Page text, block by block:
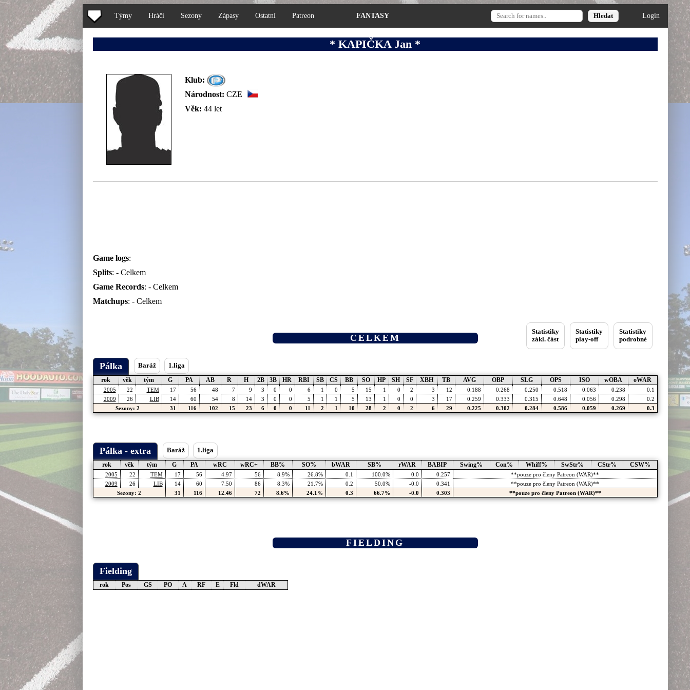
Týmy Hráči Sezony Zápasy Ostatní Patreon FANTASY Login
* KAPIČKA Jan *
Klub:
Národnost: CZE
Věk: 44 let
Game logs:
Splits: - Celkem
Game Records: - Celkem
Matchups: - Celkem
Statistiky
podrobné
Statistiky
play-off
Statistiky
zákl. část
CELKEM
Pálka Baráž
1.liga
rok
věk tým G PA AB R H 2B 3B HR RBI SB CS BB SO HP SH SF XBH TB AVG OBP SLG OPS ISO wOBA oWAR
2005 22 TEM 17 56 48 7 9 3 0 0 6 1 0 5 15 1 0 2 3 12 0.188 0.268 0.250 0.518 0.063 0.238
0.1
2009
26 LIB 14 60 54 8 14 3 0 0 5 1 1 5 13 1 0 0 3 17 0.259 0.333 0.315 0.648 0.056 0.298
0.2
Sezony: 2
31 116 102 15 23 6 0 0 11 2 1 10 28 2 0 2 6 29 0.225 0.302 0.284 0.586 0.059 0.269 0.3
Pálka - extra Baráž
1.liga
rok
věk tým G PA wRC wRC+ BB% SO% bWAR SB% rWAR BABIP Swing% Con% Whiff% SwStr% CStr% CSW%
2005 22 TEM 17 56 4.97 56 8.9% 26.8% 0.1 100.0% 0.0 0.257
**pouze pro členy Patreon (WAR)**
2009
26 LIB 14 60 7.50 86 8.3% 21.7% 0.2 50.0% -0.0 0.341
**pouze pro členy Patreon (WAR)**
Sezony: 2
31 116 12.46 72 8.6% 24.1% 0.3 66.7% -0.0 0.303 **pouze pro členy Patreon (WAR)**
FIELDING
Fielding
rok Pos GS PO A RF E Fld dWAR